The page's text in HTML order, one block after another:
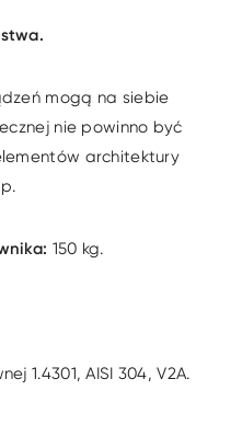
mogą na siebie
nie powinno być
architektury
150 kg.
1.4301, AISI 304, V2A.